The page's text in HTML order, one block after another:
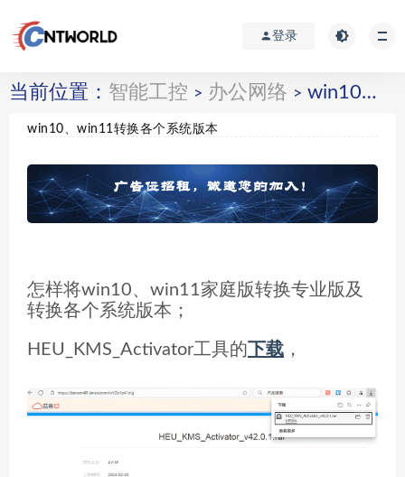
登录
当前位置： 智能工控 > 办公网络 > win10、win11转换各个系统版本
win10、win11转换各个系统版本
怎样将win10、win11家庭版转换专业版及
转换各个系统版本；
HEU_KMS_Activator工具的下载 ，